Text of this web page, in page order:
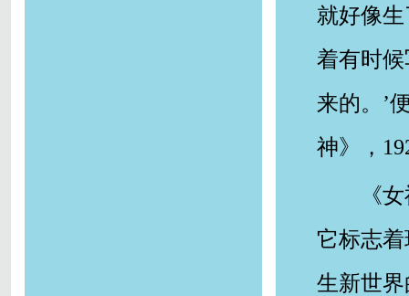
就好像
着有时
来的。’
神》，
《
它标志
生新世